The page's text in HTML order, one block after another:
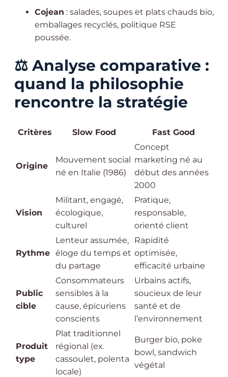
Cojean : salades, soupes et plats chauds bio,
emballages recyclés, politique RSE
poussée.
⚖️ Analyse comparative :
quand la philosophie
rencontre la stratégie
Critères Slow Food Fast Good
Origine
Mouvement social
né en Italie (1986)
Concept
marketing né au
début des années
2000
Vision
Militant, engagé,
écologique,
culturel
Pratique,
responsable,
orienté client
Rythme
Lenteur assumée,
éloge du temps et
du partage
Rapidité
optimisée,
efficacité urbaine
Public
cible
Consommateurs
sensibles à la
cause, épicuriens
conscients
Urbains actifs,
soucieux de leur
santé et de
l’environnement
Produit
type
Plat traditionnel
régional (ex.
cassoulet, polenta
locale)
Burger bio, poke
bowl, sandwich
végétal